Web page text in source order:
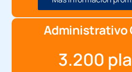
Administrativo
3.200